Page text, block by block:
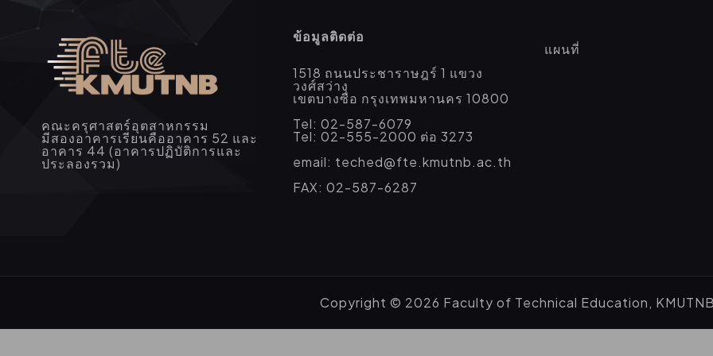
คณะครุศาสตร์อุตสาหกรรม
มีสองอาคารเรียนคืออาคาร 52 และ
อาคาร 44 (อาคารปฏิบัติการและ
ประลองรวม)
ข้อมูลติดต่อ
1518 ถนนประชาราษฎร์ 1 แขวง
วงศ์สว่าง
เขตบางซื่อ กรุงเทพมหานคร 10800
Tel: 02-587-6079
Tel: 02-555-2000 ต่อ 3273
email: teched@fte.kmutnb.ac.th
FAX: 02-587-6287
แผนที่
Copyright © 2026 Faculty of Technical Education,